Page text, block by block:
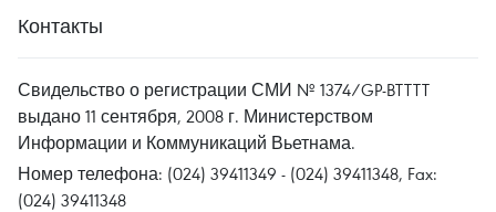
Контакты
Свидельство о регистрации СМИ № 1374/GP-BTTTT
выдано 11 сентября, 2008 г. Министерством
Информации и Коммуникаций Вьетнама.
Номер телефона: (024) 39411349 - (024) 39411348, Fax:
(024) 39411348